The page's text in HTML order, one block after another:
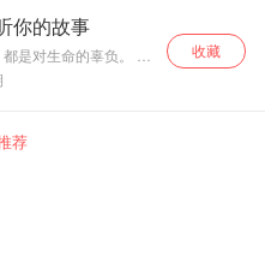
随风流浪的命运。该
的批判，对真善美的
生带去温暖！
你的故事
是对生命的辜负。 然
吗？ 生活的诸多不如
深处的灵魂，又有谁
人 用心倾听，用爱陪
依然艰难，但温暖如
收藏
荐